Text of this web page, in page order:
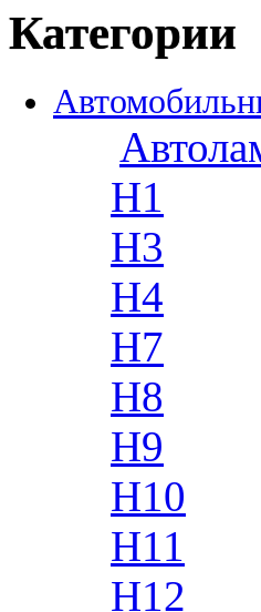
Категории
H1
H3
H4
H7
H8
H9
H10
H11
H12